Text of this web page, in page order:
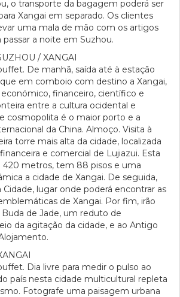
o transporte da bagagem poderá ser
Xangai em separado. Os clientes
uma mala de mão com os artigos
passar a noite em Suzhou.
/ XANGAI
De manhã, saída até à estação
em comboio com destino a Xangai,
financeiro, científico e
entre a cultura ocidental e
cosmopolita é o maior porto e a
da China. Almoço. Visita à
torre mais alta da cidade, localizada
e comercial de Lujiazui. Esta
420 metros, tem 88 pisos e uma
a cidade de Xangai. De seguida,
lugar onde poderá encontrar as
de Xangai. Por fim, irão
de Jade, um reduto de
da agitação da cidade, e ao Antigo
Dia livre para medir o pulso ao
país nesta cidade multicultural repleta
Fotografe uma paisagem urbana